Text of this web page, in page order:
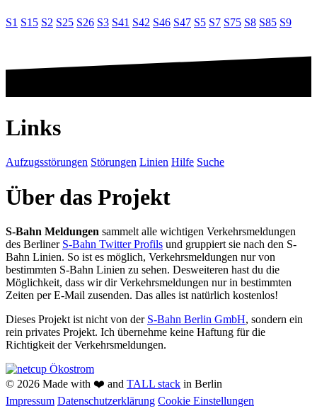
S1 S15 S2 S25 S26 S3 S41 S42 S46 S47 S5 S7 S75 S8 S85 S9
Links
Aufzugsstörungen Störungen Linien Hilfe Suche
Über das Projekt
S-Bahn Meldungen sammelt alle wichtigen Verkehrsmeldungen
des Berliner S-Bahn Twitter Profils und gruppiert sie nach den S-
Bahn Linien. So ist es möglich, Verkehrsmeldungen nur von
bestimmten S-Bahn Linien zu sehen. Desweiteren hast du die
Möglichkeit, dass wir dir Verkehrsmeldungen nur in bestimmten
Zeiten per E-Mail zusenden. Das alles ist natürlich kostenlos!
Dieses Projekt ist nicht von der S-Bahn Berlin GmbH, sondern ein
rein privates Projekt. Ich übernehme keine Haftung für die
Richtigkeit der Verkehrsmeldungen.
© 2026 Made with ❤️ and TALL stack in Berlin
Impressum Datenschutzerklärung Cookie Einstellungen